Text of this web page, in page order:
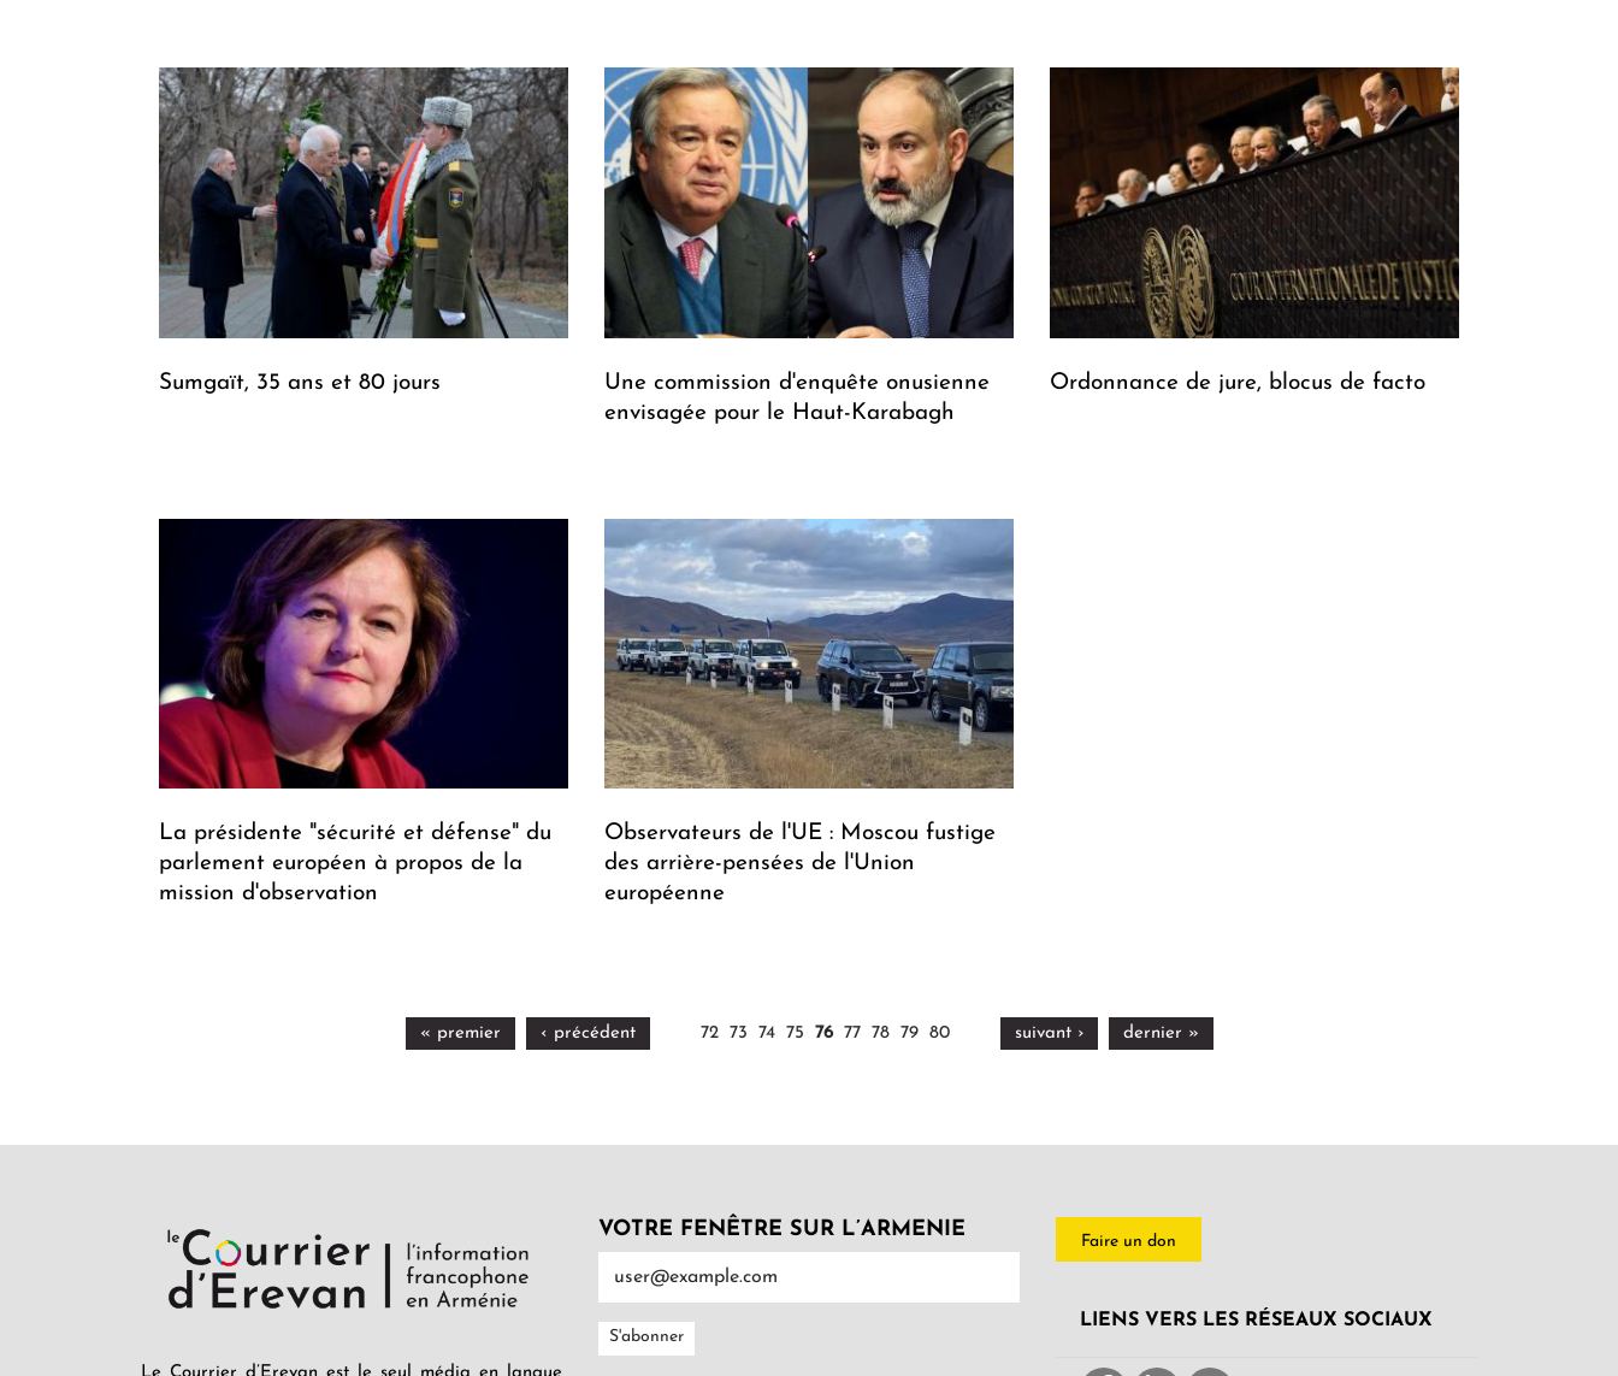
Sumgaït, 35 ans et 80 jours
Une commission d'enquête onusienne
envisagée pour le Haut-Karabagh
Ordonnance de jure, blocus de facto
La présidente "sécurité et défense" du
parlement européen à propos de la
mission d'observation
Observateurs de l'UE : Moscou fustige
des arrière-pensées de l'Union
européenne
« premier ‹ précédent 72 73 74 75 76 77 78 79 80 suivant › dernier »
VOTRE FENÊTRE SUR L’ARMENIE
Faire un don
LIENS VERS LES RÉSEAUX SOCIAUX